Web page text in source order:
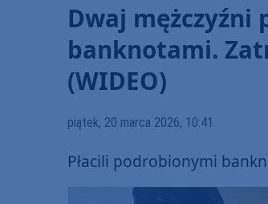
Dwaj mężczyźni
banknotami.
(WIDEO)
piątek, 20 marca 2026, 10:41
Płacili podrobionymi